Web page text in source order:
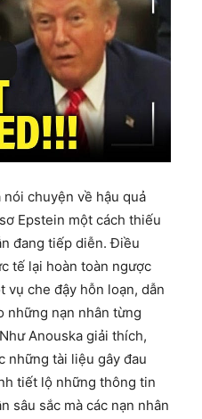
chuyện về hậu quả
Epstein một cách thiếu
đang tiếp diễn. Điều
tế lại hoàn toàn ngược
vụ che đậy hỗn loạn, dẫn
những nạn nhân từng
Anouska giải thích,
những tài liệu gây đau
tiết lộ những thông tin
sâu sắc mà các nạn nhân